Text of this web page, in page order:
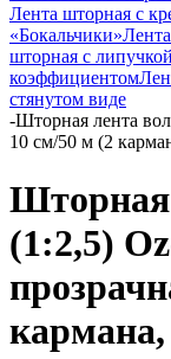
Лента шторная с
«Бокальчики»
шторная с
коэффициентом
стянутом виде
-Шторная лента
10 см/50 м (2
Шторная
(1:2,5)
кармана,